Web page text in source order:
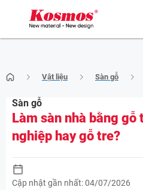
to
content
Vật liệu Sàn gỗ
Sàn gỗ
Làm sàn nhà bằng gỗ
nghiệp hay gỗ tre?
Cập nhật gần nhất: 04/07/2026